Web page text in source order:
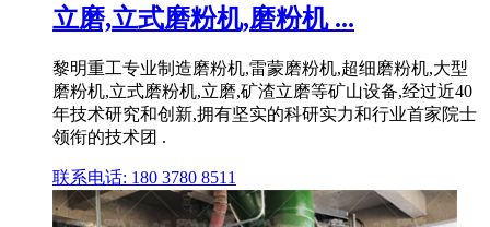
立磨,立式磨粉机,磨粉机 ...
黎明重工专业制造磨粉机,雷蒙磨粉机,超细磨粉机,大型
磨粉机,立式磨粉机,立磨,矿渣立磨等矿山设备,经过近40
年技术研究和创新,拥有坚实的科研实力和行业首家院士
领衔的技术团 .
联系电话: 180 3780 8511